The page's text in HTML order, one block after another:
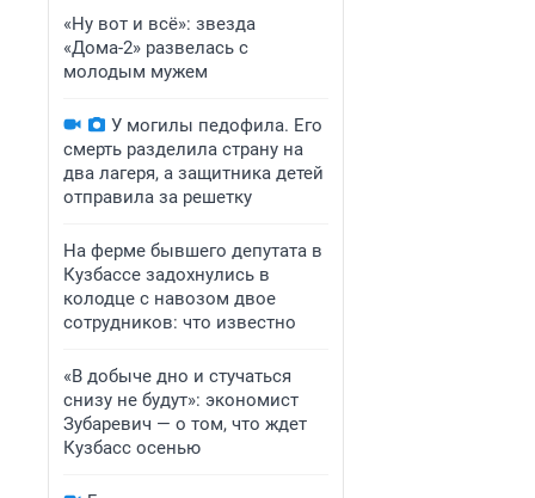
«Ну вот и всё»: звезда
«Дома-2» развелась с
молодым мужем
У могилы педофила. Его
смерть разделила страну на
два лагеря, а защитника детей
отправила за решетку
На ферме бывшего депутата в
Кузбассе задохнулись в
колодце с навозом двое
сотрудников: что известно
«В добыче дно и стучаться
снизу не будут»: экономист
Зубаревич — о том, что ждет
Кузбасс осенью